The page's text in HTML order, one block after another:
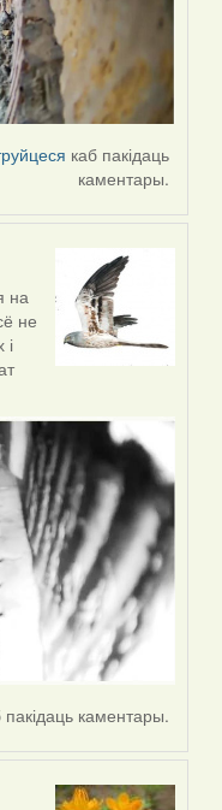
каб пакідаць
каментары.
на
не
і
пакідаць каментары.